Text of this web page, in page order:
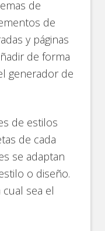
de
de
y páginas
de forma
generador de
de estilos
de cada
se adaptan
o diseño.
sea el